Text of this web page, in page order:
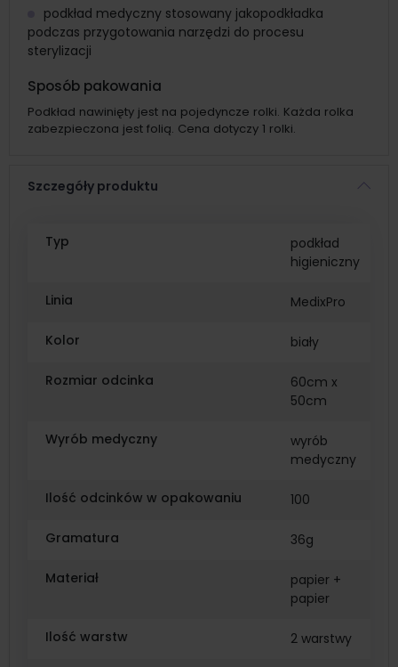
podkład medyczny stosowany jakopodkładka
podczas przygotowania narzędzi do procesu
sterylizacji
Sposób pakowania
Podkład nawinięty jest na pojedyncze rolki. Każda rolka
zabezpieczona jest folią. Cena dotyczy 1 rolki.
Szczegóły produktu
Typ
podkład
higieniczny
Linia MedixPro
Kolor biały
Rozmiar odcinka
60cm x
50cm
Wyrób medyczny
wyrób
medyczny
Ilość odcinków w opakowaniu 100
Gramatura 36g
Materiał
papier +
papier
Ilość warstw 2 warstwy